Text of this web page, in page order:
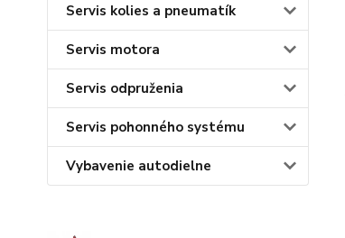
Servis kolies a pneumatík
Servis motora
Servis odpruženia
Servis pohonného systému
Vybavenie autodielne